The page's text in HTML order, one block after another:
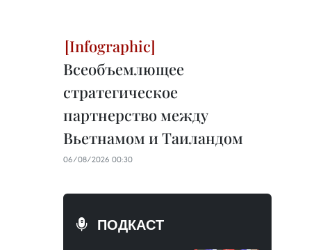
Всеобъемлющее
стратегическое
партнерство между
Вьетнамом и Таиландом
06/08/2026 00:30
ПОДКАСТ